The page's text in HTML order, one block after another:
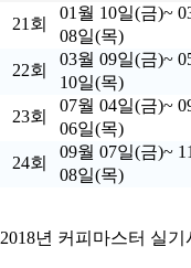
21회
01월 10일(금)~
08일(목)
22회
03월 09일(금)~
10일(목)
23회
07월 04일(금)~
06일(목)
24회
09월 07일(금)~
08일(목)
2018년 커피마스터 실기